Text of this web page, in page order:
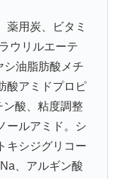
薬用炭、ビタミ
ウリルエーテ
シ油脂肪酸メチ
酸アミドプロピ
ン酸、粘度調整
ールアミド。シ
キシジグリコー
、アルギン酸